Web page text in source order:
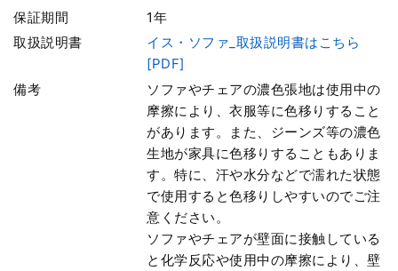
保証期間
1年
取扱説明書
イス・ソファ_取扱説明書はこちら
[PDF]
備考
ソファやチェアの濃色張地は使用中の
摩擦により、衣服等に色移りすること
があります。また、ジーンズ等の濃色
生地が家具に色移りすることもありま
す。特に、汗や水分などで濡れた状態
で使用すると色移りしやすいのでご注
意ください。
ソファやチェアが壁面に接触している
と化学反応や使用中の摩擦により、壁